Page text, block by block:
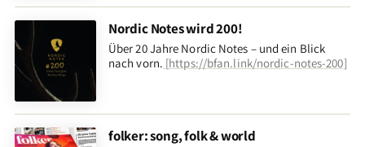
Nordic Notes wird 200!
Über 20 Jahre Nordic Notes – und ein Blick
nach vorn. [https://bfan.link/nordic-notes-200]
folker: song, folk & world